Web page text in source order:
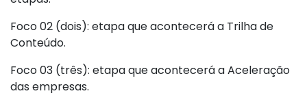
Foco 02 (dois): etapa que acontecerá a Trilha de
Conteúdo.
Foco 03 (três): etapa que acontecerá a Aceleração
das empresas.